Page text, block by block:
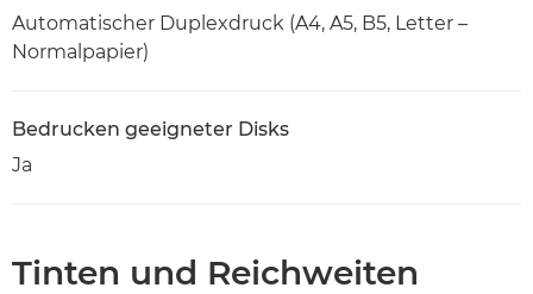
Automatischer Duplexdruck (A4, A5, B5, Letter –
Normalpapier)
Bedrucken geeigneter Disks
Ja
Tinten und Reichweiten